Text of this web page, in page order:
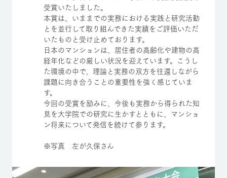
受賞いたしました。
本賞は、いままでの実務における実践と研究活動
とを並行して取り組んできた実績をご評価いただ
いたものと受け止めております。
日本のマンションは、居住者の高齢化や建物の高
経年化などの厳しい状況を迎えています。こうし
た環境の中で、理論と実務の双方を往還しながら
課題に向き合うことの重要性を強く感じていま
す。
今回の受賞を励みに、今後も実務から得られた知
見を大学院での研究に生かすとともに、マンショ
ン将来について発信を続けて参ります。
※写真 左が久保さん